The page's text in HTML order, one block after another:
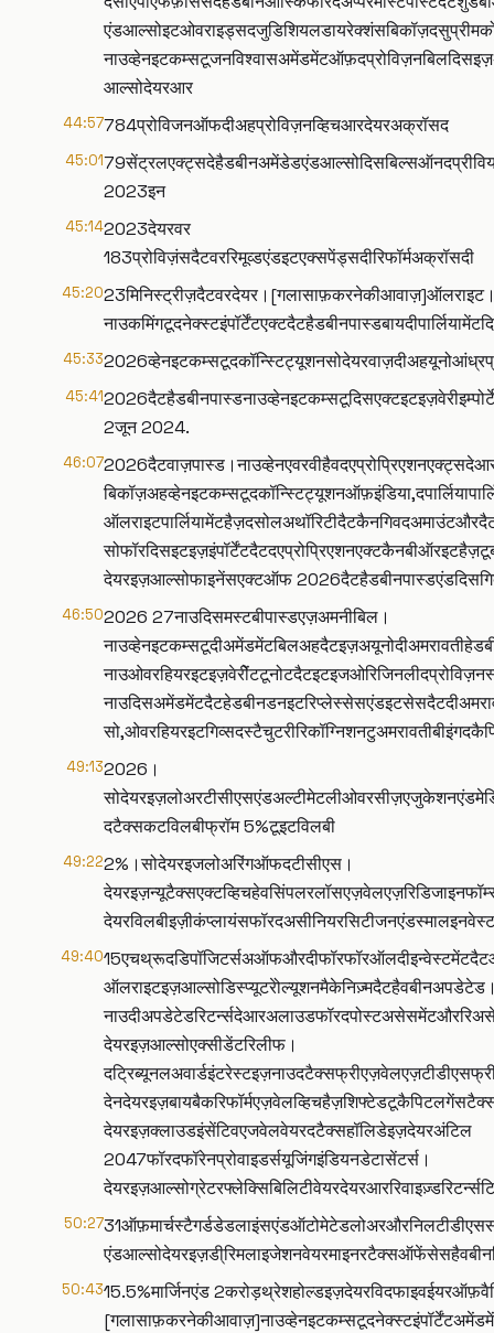
आल्सोदेयरआर
44:57784प्रोविजनऑफदीअहप्रोविज़नव्हिचआरदेयरअक्रॉसद
45:01
2023इन
45:142023देयरवर
183प्रोविज़ंसदैटवररिमूव्डएंडइटएक्सपेंड्सदीरिफॉर्मअक्रॉसदी
45:20
45:33
45:41
2जून 2024.
46:07
देयरइज़आल्सोफाइनेंसएक्टऑफ
46:502026 27नाउदिसमस्टबीपास्डएज़अमनीबिल।
49:132026।
दटैक्सकटविलबीफ्रॉम 5%टूइटविलबी
49:222%।सोदेयरइजलोअरिंगऑफदटीसीएस।
49:40
देयरइज़आल्सोएक्सीडेंटरिलीफ।
देयरइज़क्लाउडइंसेंटिवएजवेलवेयरदटैक्सहॉलिडेइज़देयरअंटिल
2047फॉरदफॉरेनप्रोवाइडर्सयूजिंगइंडियनडेटासेंटर्स।
50:27
50:4315.5%मार्जिनएंड